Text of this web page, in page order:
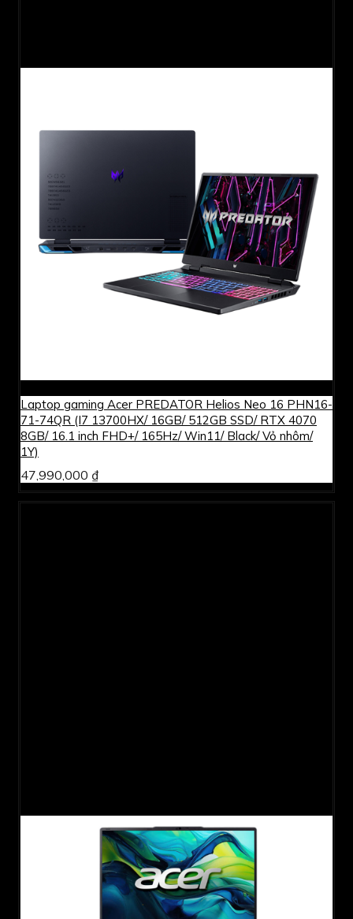
Laptop gaming Acer PREDATOR Helios Neo 16 PHN16-
71-74QR (I7 13700HX/ 16GB/ 512GB SSD/ RTX 4070
8GB/ 16.1 inch FHD+/ 165Hz/ Win11/ Black/ Vỏ nhôm/
1Y)
47,990,000 ₫